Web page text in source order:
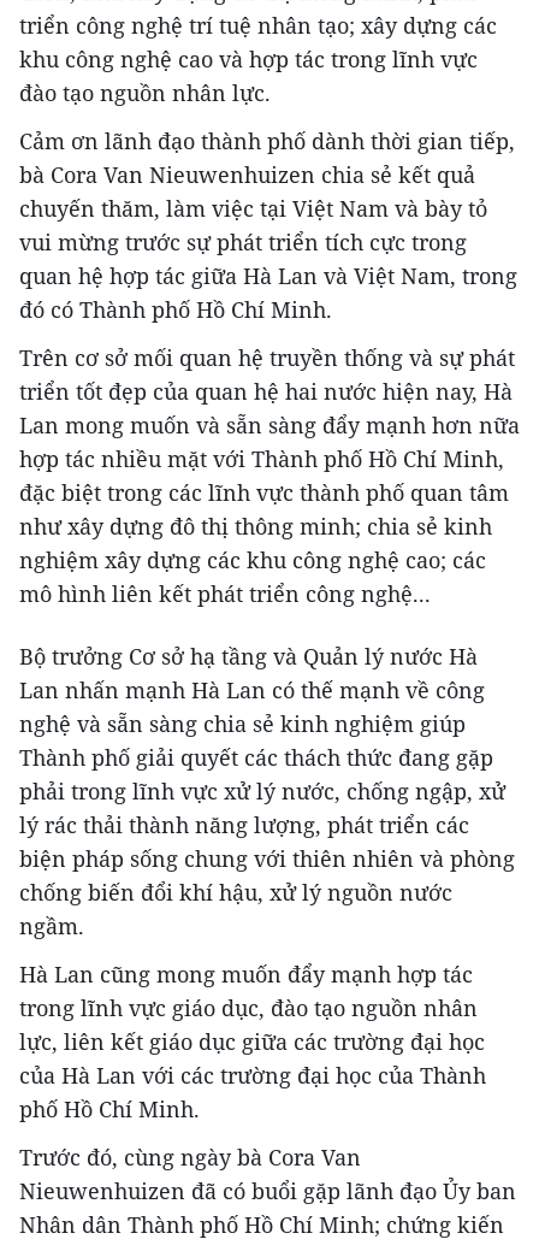
triển công nghệ trí tuệ nhân tạo; xây dựng các
khu công nghệ cao và hợp tác trong lĩnh vực
đào tạo nguồn nhân lực.
Cảm ơn lãnh đạo thành phố dành thời gian tiếp,
bà Cora Van Nieuwenhuizen chia sẻ kết quả
chuyến thăm, làm việc tại Việt Nam và bày tỏ
vui mừng trước sự phát triển tích cực trong
quan hệ hợp tác giữa Hà Lan và Việt Nam, trong
đó có Thành phố Hồ Chí Minh.
Trên cơ sở mối quan hệ truyền thống và sự phát
triển tốt đẹp của quan hệ hai nước hiện nay, Hà
Lan mong muốn và sẵn sàng đẩy mạnh hơn nữa
hợp tác nhiều mặt với Thành phố Hồ Chí Minh,
đặc biệt trong các lĩnh vực thành phố quan tâm
như xây dựng đô thị thông minh; chia sẻ kinh
nghiệm xây dựng các khu công nghệ cao; các
mô hình liên kết phát triển công nghệ...
Bộ trưởng Cơ sở hạ tầng và Quản lý nước Hà
Lan nhấn mạnh Hà Lan có thế mạnh về công
nghệ và sẵn sàng chia sẻ kinh nghiệm giúp
Thành phố giải quyết các thách thức đang gặp
phải trong lĩnh vực xử lý nước, chống ngập, xử
lý rác thải thành năng lượng, phát triển các
biện pháp sống chung với thiên nhiên và phòng
chống biến đổi khí hậu, xử lý nguồn nước
ngầm.
Hà Lan cũng mong muốn đẩy mạnh hợp tác
trong lĩnh vực giáo dục, đào tạo nguồn nhân
lực, liên kết giáo dục giữa các trường đại học
của Hà Lan với các trường đại học của Thành
phố Hồ Chí Minh.
Trước đó, cùng ngày bà Cora Van
Nieuwenhuizen đã có buổi gặp lãnh đạo Ủy ban
Nhân dân Thành phố Hồ Chí Minh; chứng kiến